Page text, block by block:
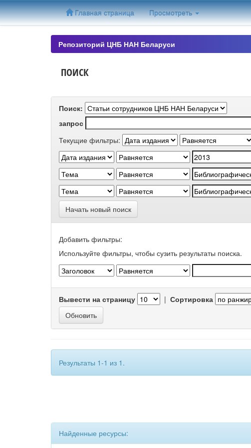
Skip
navigation
Главная страница Просмотреть
Репозиторий ЦНБ НАН Беларуси
ПОИСК
Поиск:
запрос
Текущие фильтры:
Начать новый поиск
Добавить фильтры:
Используйте фильтры, чтобы сузить результаты поиска.
Вывести на страницу | Сортировка
Результаты 1-1 из 1.
Найденные ресурсы: